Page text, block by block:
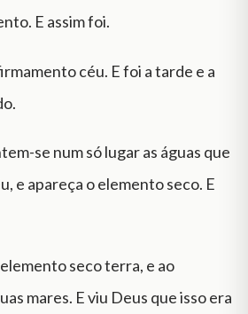
E assim foi.
céu. E foi a tarde e a
se num só lugar as águas que
e apareça o elemento seco. E
seco terra, e ao
mares. E viu Deus que isso era